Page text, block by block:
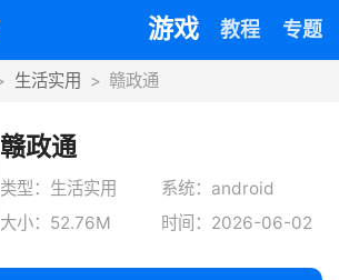
游戏 教程 专题
生活实用 赣政通
赣政通
类型：生活实用
系统：android
大小：52.76M
时间：2026-06-02